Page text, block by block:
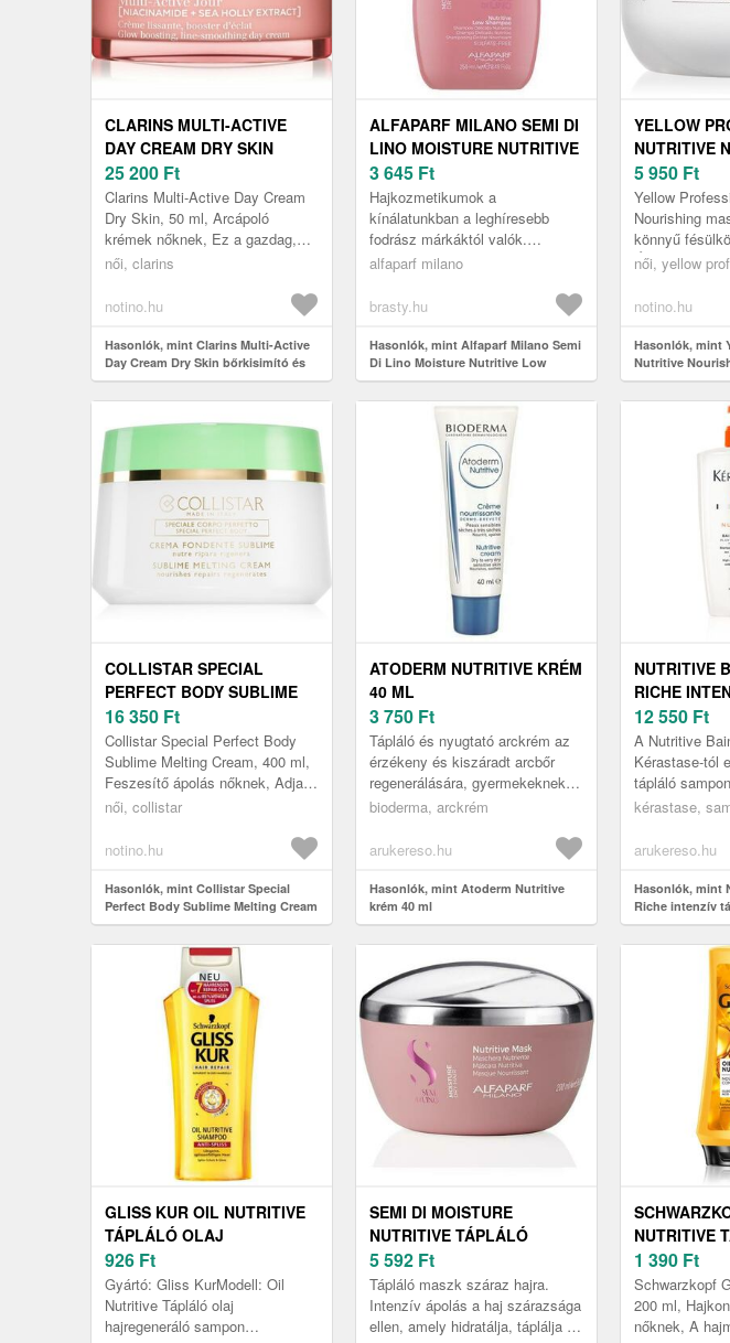
CLARINS MULTI-ACTIVE
DAY CREAM DRY SKIN
BŐRKISIMÍTÓ ÉS ÉLÉNKÍTŐ
KRÉM SZÁRAZ BŐRRE 50
ML
25 200 Ft
Clarins Multi-Active Day Cream
Dry Skin, 50 ml, Arcápoló
krémek nőknek, Ez a gazdag,
simító, ragyogást fokozó krém
tartalmaz...
női, clarins
notino.hu
Hasonlók, mint Clarins Multi-Active
Day Cream Dry Skin bőrkisimító és
élénkítő krém száraz bőrre 50 ml
ALFAPARF MILANO SEMI DI
LINO MOISTURE NUTRITIVE
LOW SHAMPOO TÁPLÁLÓ
SAMPON SZÁRAZ HAJRA
250 ML
3 645 Ft
Hajkozmetikumok a
kínálatunkban a leghíresebb
fodrász márkáktól valók.
Sampon a Alfaparf Milano
kollekcióból nőknek lett létr...
alfaparf milano
brasty.hu
Hasonlók, mint Alfaparf Milano Semi
Di Lino Moisture Nutritive Low
Shampoo tápláló sampon száraz
hajra 250 ml
YELLOW
NUTRITIVE
MASK
SZÁRAZ ÉS
HAJRA 300
5 950 Ft
Yellow
Nourishing
könnyű
Úgy érzi, hogy
szüksége, m...
női, yellow
notino.hu
Hasonlók, mint
Nutritive
maszk száraz
ml
COLLISTAR SPECIAL
PERFECT BODY SUBLIME
MELTING CREAM
FESZESÍTŐ ÉS TÁPLÁLÓ
KRÉM A NAGYON SZÁRAZ
BŐRRE 400 ML
16 350 Ft
Collistar Special Perfect Body
Sublime Melting Cream, 400 ml,
Feszesítő ápolás nőknek, Adja
vissza kiszáradt bőre életteli
női, collistar
notino.hu
Hasonlók, mint Collistar Special
Perfect Body Sublime Melting Cream
feszesítő és tápláló krém a nagyon
száraz bőrre 400 ml
ATODERM NUTRITIVE KRÉM
40 ML
3 750 Ft
Tápláló és nyugtató arckrém az
érzékeny és kiszáradt arcbőr
regenerálására, gyermekeknek
és felnőtteknek. Tápláló arckrém
bioderma, arckrém
arukereso.hu
Hasonlók, mint Atoderm Nutritive
krém 40 ml
NUTRITIVE
RICHE
SAMPON 500
12 550 Ft
A Nutritive
Kérastase-tól
tápláló
hajra.
kérastase,
arukereso.hu
Hasonlók, mint
Riche intenzív
ml
GLISS KUR OIL NUTRITIVE
TÁPLÁLÓ OLAJ
HAJREGENERÁLÓ SAMPON
250 ML
926 Ft
Gyártó: Gliss KurModell: Oil
Nutritive Tápláló olaj
hajregeneráló sampon
SEMI DI MOISTURE
NUTRITIVE TÁPLÁLÓ
MASZK 200 ML
5 592 Ft
Tápláló maszk száraz hajra.
Intenzív ápolás a haj szárazsága
ellen, amely hidratálja, táplálja és
NUTRITIVE
200 ML
1 390 Ft
Schwarzkopf
200 ml,
nőknek, A